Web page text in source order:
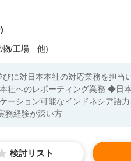
物/工場 他)
に対日本本社の対応業務を担当
ング業務 ◆日本本社とのブリッジ
務経験が深い方
検討リスト